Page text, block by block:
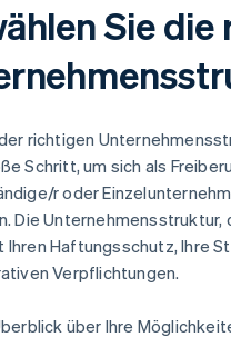
Sie
richtigen
Schritt, um sich als
r oder
Die Unternehmensstruktur,
Haftungsschutz, Ihre
Verpflichtungen.
über Ihre